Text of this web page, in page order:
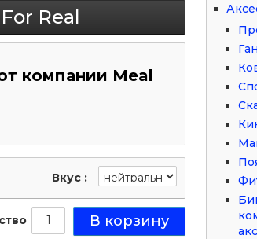
Real
компании Meal
Вкус :